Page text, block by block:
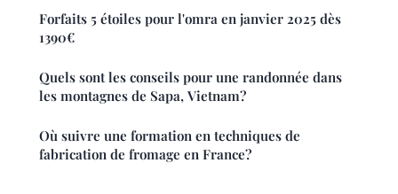
Forfaits 5 étoiles pour l'omra en janvier 2025 dès
1390€
Quels sont les conseils pour une randonnée dans
les montagnes de Sapa, Vietnam?
Où suivre une formation en techniques de
fabrication de fromage en France?